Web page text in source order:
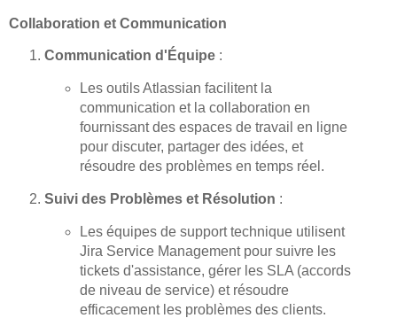
Collaboration et Communication
Communication d'Équipe :
Les outils Atlassian facilitent la
communication et la collaboration en
fournissant des espaces de travail en ligne
pour discuter, partager des idées, et
résoudre des problèmes en temps réel.
Suivi des Problèmes et Résolution :
Les équipes de support technique utilisent
Jira Service Management pour suivre les
tickets d'assistance, gérer les SLA (accords
de niveau de service) et résoudre
efficacement les problèmes des clients.